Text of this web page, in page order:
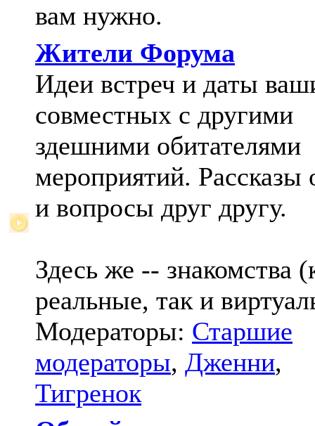
вам нужно.
Жители Форума
Идеи встреч и даты
совместных с другими
здешними обитателями
мероприятий. Рассказы
и вопросы друг другу.
Здесь же -- знакомства
реальные, так и
Модераторы: Старшие
модераторы, Дженни,
Тигренок